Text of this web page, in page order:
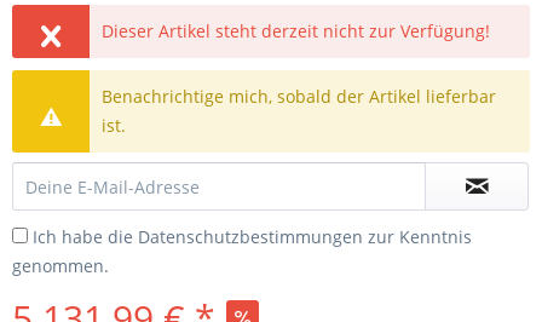
Dieser Artikel steht derzeit nicht zur Verfügung!
Benachrichtige mich, sobald der Artikel lieferbar
ist.
Ich habe die Datenschutzbestimmungen zur Kenntnis
genommen.